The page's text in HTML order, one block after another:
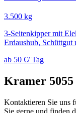
3.500 kg
3-Seitenkipper mit
Erdaushub, Schüttgut
ab 50 €/ Tag
Kramer 5055
Kontaktieren Sie uns
Sie gerne und finden